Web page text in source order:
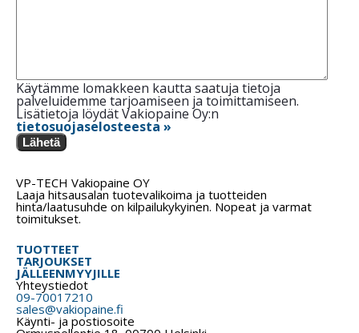
Käytämme lomakkeen kautta saatuja tietoja
palveluidemme tarjoamiseen ja toimittamiseen.
Lisätietoja löydät Vakiopaine Oy:n
tietosuojaselosteesta »
Lähetä
VP-TECH Vakiopaine OY
Laaja hitsausalan tuotevalikoima ja tuotteiden
hinta/laatusuhde on kilpailukykyinen. Nopeat ja varmat
toimitukset.
TUOTTEET
TARJOUKSET
JÄLLEENMYYJILLE
Yhteystiedot
09-70017210
sales@vakiopaine.fi
Käynti- ja postiosoite